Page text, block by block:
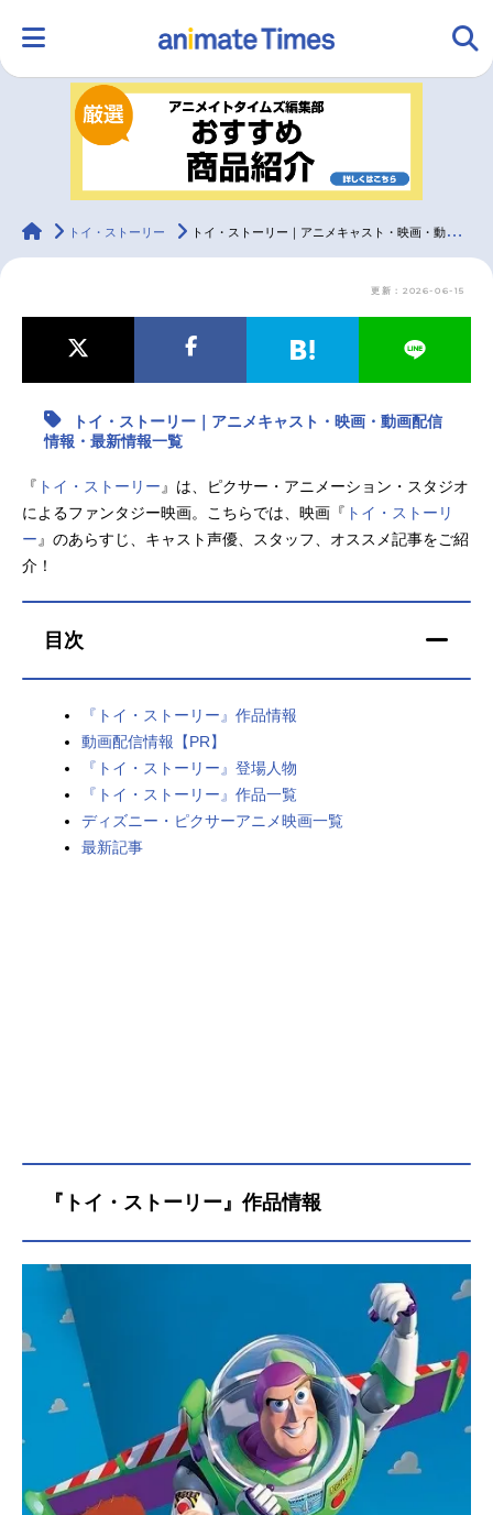
ランキング アニメ
ラジオ みんなの声
最新記事一覧
アニメ記事一覧 声優記事一覧
アニメ映画一覧 実写化映画一覧
男性声優/女性声優一覧
FOLLOW US
animateTimes
トイ・ストーリー トイ・ストーリー｜アニメキャスト・映画・動画配信情報・最新情報一覧
更新：2026-06-15
トイ・ストーリー｜アニメキャスト・映画・動画配信
情報・最新情報一覧
『 トイ・ストーリー 』は、ピクサー・アニメーション・スタジオ
によるファンタジー映画。こちらでは、映画『 トイ・ストーリ
ー 』のあらすじ、キャスト声優、スタッフ、オススメ記事をご紹
介！
目次
『トイ・ストーリー』作品情報
動画配信情報【PR】
『トイ・ストーリー』登場人物
『トイ・ストーリー』作品一覧
ディズニー・ピクサーアニメ映画一覧
最新記事
『トイ・ストーリー』作品情報